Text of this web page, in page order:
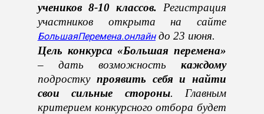
учеников 8-10 классов. Регистрация
участников открыта на сайте
БольшаяПеремена.онлайндо 23 июня.
Цель конкурса «Большая перемена»
– дать возможностькаждому
подростку проявить себя и найти
свои сильные стороны. Главным
критерием конкурсного отбора будет